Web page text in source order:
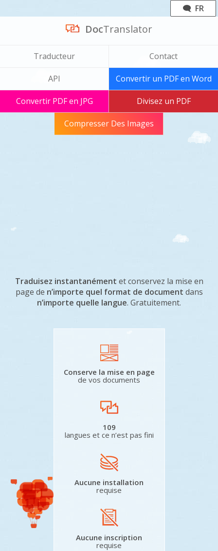
🗨 FR
DocTranslator
Traducteur Contact
API Convertir un PDF en Word
Convertir PDF en JPG Divisez un PDF
Compresser Des Images
Traduisez instantanément et conservez la mise en
page de n’importe quel format de document dans
n’importe quelle langue. Gratuitement.
Conserve la mise en page
de vos documents
109
langues et ce n’est pas fini
Aucune installation
requise
Aucune inscription
requise